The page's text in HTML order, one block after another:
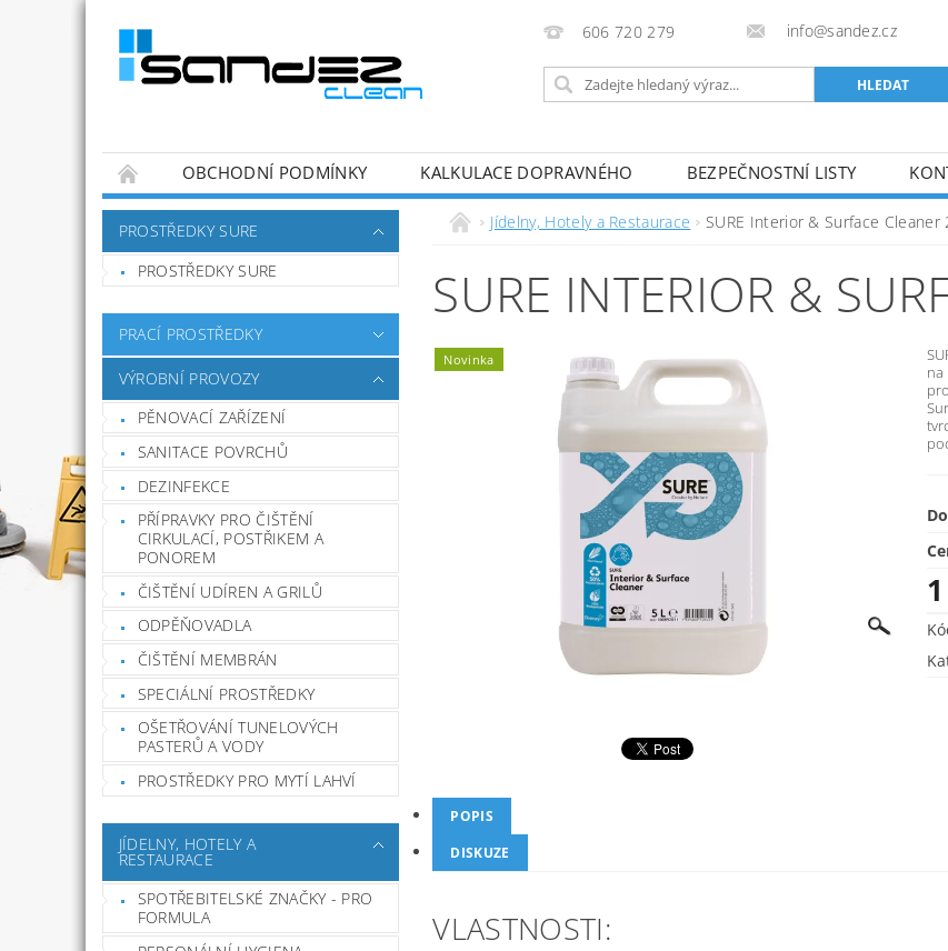
606 720 279 info@sandez.cz
OBCHODNÍ PODMÍNKY KALKULACE DOPRAVNÉHO BEZPEČNOSTNÍ LISTY
PROSTŘEDKY SURE
PROSTŘEDKY SURE
PRACÍ PROSTŘEDKY
VÝROBNÍ PROVOZY
PĚNOVACÍ ZAŘÍZENÍ
SANITACE POVRCHŮ
DEZINFEKCE
PŘÍPRAVKY PRO ČIŠTĚNÍ
CIRKULACÍ, POSTŘIKEM A
PONOREM
ČIŠTĚNÍ UDÍREN A GRILŮ
ODPĚŇOVADLA
ČIŠTĚNÍ MEMBRÁN
SPECIÁLNÍ PROSTŘEDKY
OŠETŘOVÁNÍ TUNELOVÝCH
PASTERŮ A VODY
PROSTŘEDKY PRO MYTÍ LAHVÍ
JÍDELNY, HOTELY A
RESTAURACE
SPOTŘEBITELSKÉ ZNAČKY - PRO
FORMULA
Jídelny, Hotely a Restaurace SURE Interior & Surface Cleaner
SURE INTERIOR &
Novinka
POPIS
DISKUZE
VLASTNOSTI: